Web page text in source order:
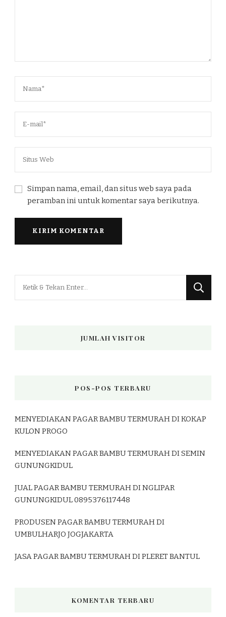
Simpan nama, email, dan situs web saya pada
peramban ini untuk komentar saya berikutnya.
JUMLAH VISITOR
POS-POS TERBARU
MENYEDIAKAN PAGAR BAMBU TERMURAH DI KOKAP
KULON PROGO
MENYEDIAKAN PAGAR BAMBU TERMURAH DI SEMIN
GUNUNGKIDUL
JUAL PAGAR BAMBU TERMURAH DI NGLIPAR
GUNUNGKIDUL 0895376117448
PRODUSEN PAGAR BAMBU TERMURAH DI
UMBULHARJO JOGJAKARTA
JASA PAGAR BAMBU TERMURAH DI PLERET BANTUL
KOMENTAR TERBARU